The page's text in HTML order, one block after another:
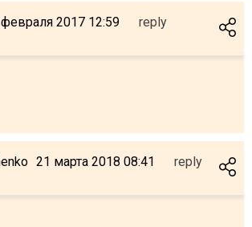
2017 12:59 reply
21 марта 2018 08:41 reply